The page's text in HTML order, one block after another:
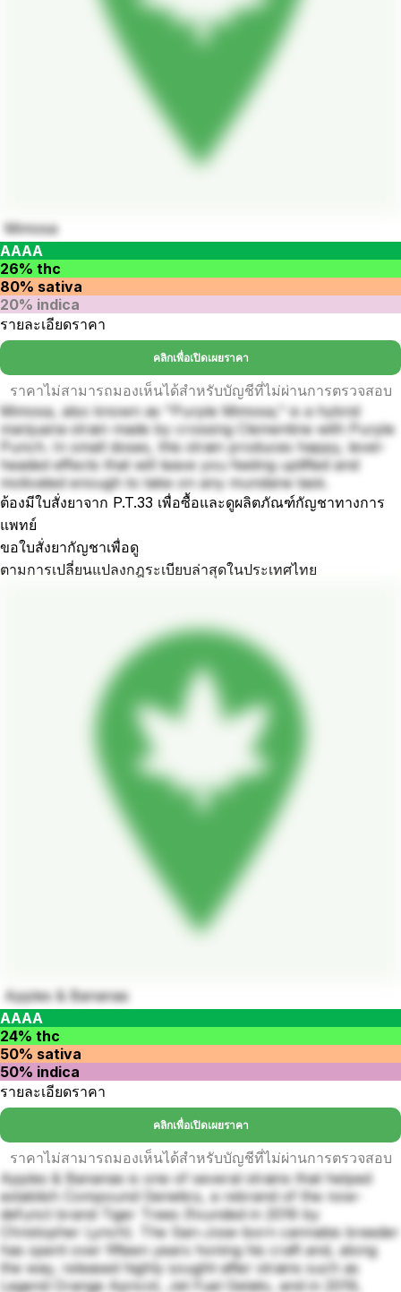
Mimosa
AAAA
26% thc
80% sativa
20% indica
รายละเอียดราคา
คลิกเพื่อเปิดเผยราคา
ราคาไม่สามารถมองเห็นได้สำหรับบัญชีที่ไม่ผ่านการตรวจสอบ
Mimosa, also known as "Purple Mimosa," is a hybrid
marijuana strain made by crossing Clementine with Purple
Punch. In small doses, this strain produces happy, level-
headed effects that will leave you feeling uplifted and
motivated enough to take on any mundane task.
ต้องมีใบสั่งยาจาก P.T.33 เพื่อซื้อและดูผลิตภัณฑ์กัญชาทางการ
แพทย์
ขอใบสั่งยากัญชาเพื่อดู
ตามการเปลี่ยนแปลงกฎระเบียบล่าสุดในประเทศไทย
Apples & Bananas
AAAA
24% thc
50% sativa
50% indica
รายละเอียดราคา
คลิกเพื่อเปิดเผยราคา
ราคาไม่สามารถมองเห็นได้สำหรับบัญชีที่ไม่ผ่านการตรวจสอบ
Apples & Bananas is one of several strains that helped
establish Compound Genetics, a rebrand of the now-
defunct brand Tiger Trees (founded in 2016 by
Christopher Lynch). The San-Jose-born cannabis breeder
has spent over fifteen years honing his craft and, along
the way, released highly sought-after strains such as
Legend Orange Apricot, Jet Fuel Gelato, and in 2019,